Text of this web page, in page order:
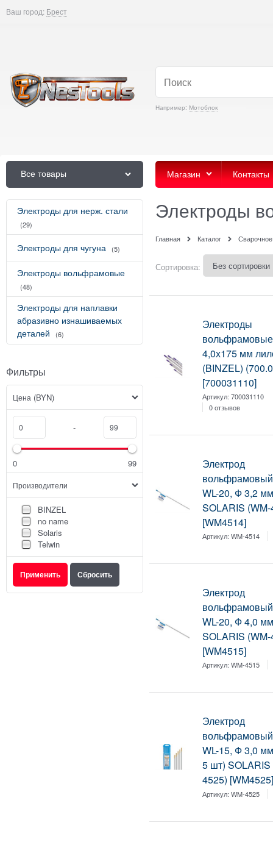
Ваш город: Брест
Например: Мотоблок
Все товары Магазин Контакты
Электроды для нерж. стали
(29)
Электроды для чугуна (5)
Электроды вольфрамовые
(48)
Электроды для наплавки
абразивно изнашиваемых
деталей
(6)
Фильтры
Цена (BYN)
-
0 99
Производители
BINZEL
no name
Solaris
Telwin
Электроды
Главная Каталог
Сортировка:
Электроды
4,0х175 мм
(BINZEL)
[700031110]
Артикул:700031110
0 отзывов
Электрод
WL-20, Ф 3,2
SOLARIS
[WM4514]
Артикул:WM-4514
Электрод
WL-20, Ф 4,0
SOLARIS
[WM4515]
Артикул:WM-4515
Электрод
вольфрамовый
WL-15, Ф 3,0
5 шт) SOLARIS
4525)
Артикул:WM-4525